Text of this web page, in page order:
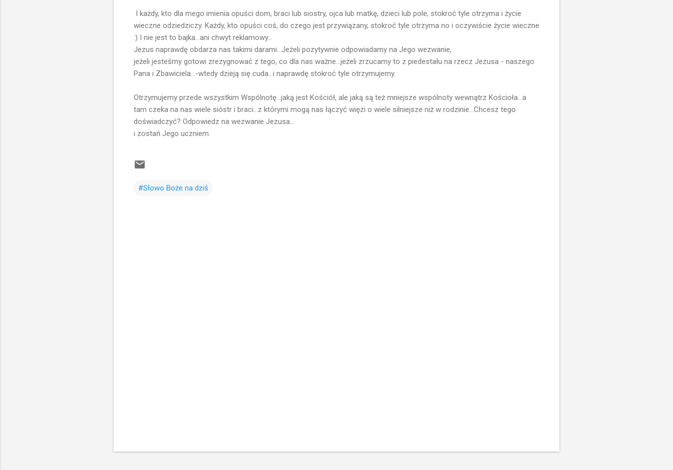
I każdy, kto dla mego imienia opuści dom, braci lub siostry, ojca lub matkę, dzieci lub pole, stokroć tyle otrzyma i życie
wieczne odziedziczy. Każdy, kto opuści coś, do czego jest przywiązany, stokroć tyle otrzyma no i oczywiście życie wieczne
:) I nie jest to bajka...ani chwyt reklamowy...
Jezus naprawdę obdarza nas takimi darami...Jeżeli pozytywnie odpowiadamy na Jego wezwanie,
jeżeli jesteśmy gotowi zrezygnować z tego, co dla nas ważne...jeżeli zrzucamy to z piedestału na rzecz Jezusa - naszego
Pana i Zbawiciela...-wtedy dzieją się cuda...i naprawdę stokroć tyle otrzymujemy.
Otrzymujemy przede wszystkim Wspólnotę...jaką jest Kościół, ale jaką są też mniejsze wspólnoty wewnątrz Kościoła...a
tam czeka na nas wiele sióstr i braci...z którymi mogą nas łączyć więzi o wiele silniejsze niż w rodzinie...Chcesz tego
doświadczyć? Odpowiedz na wezwanie Jezusa...
i zostań Jego uczniem.
#Słowo Boże na dziś